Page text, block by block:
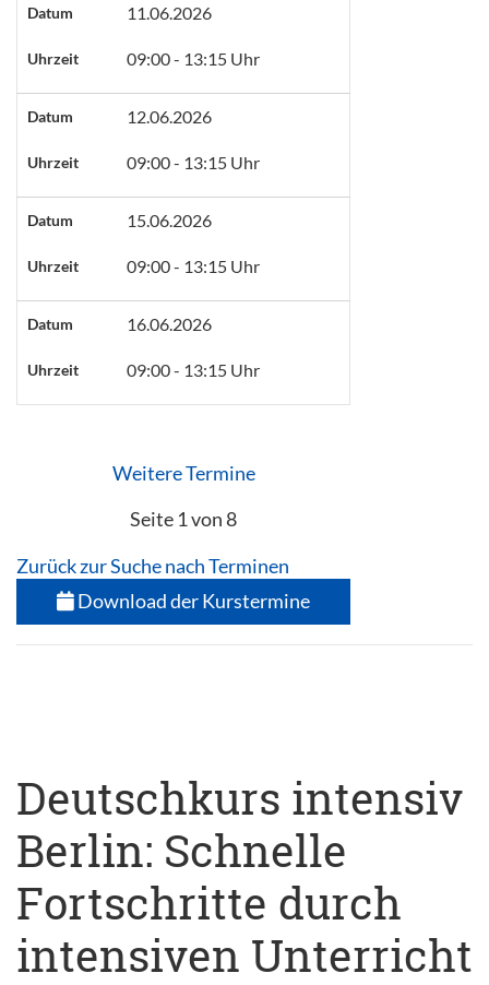
Datum 11.06.2026
Uhrzeit 09:00 - 13:15 Uhr
Datum 12.06.2026
Uhrzeit 09:00 - 13:15 Uhr
Datum 15.06.2026
Uhrzeit 09:00 - 13:15 Uhr
Datum 16.06.2026
Uhrzeit 09:00 - 13:15 Uhr
Weitere Termine
Seite 1 von 8
Zurück zur Suche nach Terminen
Download der Kurstermine
Deutschkurs intensiv
Berlin: Schnelle
Fortschritte durch
intensiven Unterricht